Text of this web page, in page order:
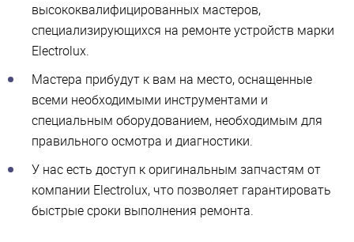
высококвалифицированных мастеров,
специализирующихся на ремонте устройств марки
Electrolux.
Мастера прибудут к вам на место, оснащенные
всеми необходимыми инструментами и
специальным оборудованием, необходимым для
правильного осмотра и диагностики.
У нас есть доступ к оригинальным запчастям от
компании Electrolux, что позволяет гарантировать
быстрые сроки выполнения ремонта.